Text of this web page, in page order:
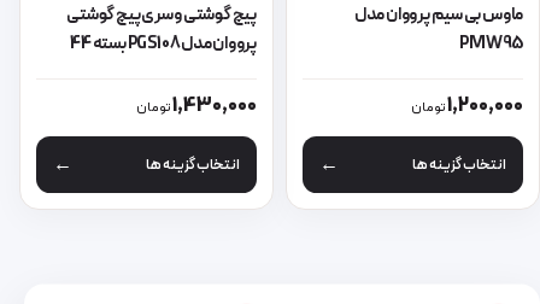
ماوس بی‌ سیم پرووان مدل
PMW95
1,200,000تومان
انتخاب گزینه ها
این محصول دارای انواع مختلفی می باشد. گزینه ها ممکن است در
پیچ گوشتی و سری پیچ گوشتی
پرووان مدل PGS108 بسته 44
1,430,000تومان
انتخاب گزینه ها
این محصول دارای انواع مختلفی